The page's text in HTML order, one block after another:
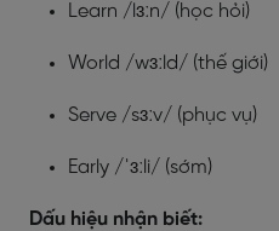
Learn /lɜːn/ (học hỏi)
World /wɜːld/ (thế giới)
Serve /sɜːv/ (phục vụ)
Early /ˈɜːli/ (sớm)
Dấu hiệu nhận biết: